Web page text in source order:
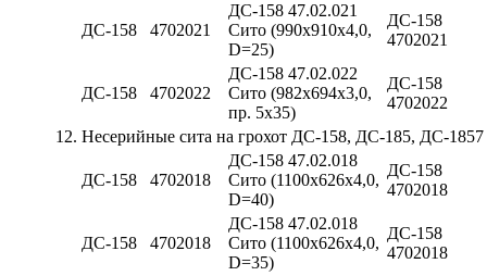
ДС-158 4702021
ДС-158 47.02.021
Сито (990х910х4,0,
D=25)
ДС-158
4702021
ДС-158 4702022
ДС-158 47.02.022
Сито (982х694х3,0,
пр. 5х35)
ДС-158
4702022
12. Несерийные сита на грохот ДС-158, ДС-185, ДС-1857
ДС-158 4702018
ДС-158 47.02.018
Сито (1100х626х4,0,
D=40)
ДС-158
4702018
ДС-158 4702018
ДС-158 47.02.018
Сито (1100х626х4,0,
D=35)
ДС-158
4702018